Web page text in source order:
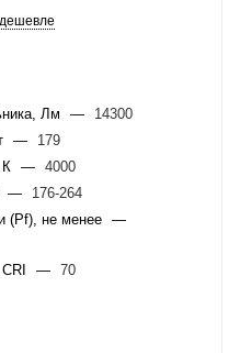
Лм —
14300
—
179
К — 4000
—
176-264
(Pf), не менее —
— 70